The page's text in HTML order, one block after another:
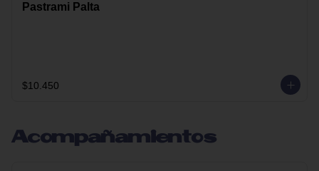
Pastrami Palta
$10.450
Acompañamientos